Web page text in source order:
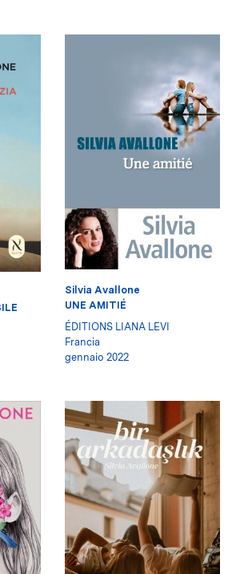
Silvia Avallone
UNE AMITIÉ
ÉDITIONS LIANA LEVI
Francia
gennaio 2022